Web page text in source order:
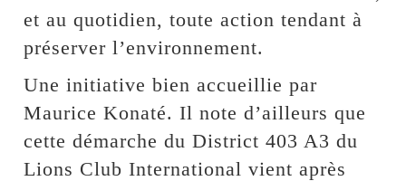
et au quotidien, toute action tendant à
préserver l’environnement.
Une initiative bien accueillie par
Maurice Konaté. Il note d’ailleurs que
cette démarche du District 403 A3 du
Lions Club International vient après